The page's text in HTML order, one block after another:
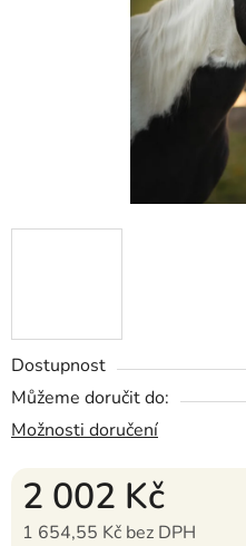
Dostupnost
Můžeme doručit do:
Možnosti doručení
2 002 Kč
1 654,55 Kč bez DPH